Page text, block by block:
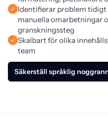
Identifierar problem tidigt
manuella omarbetningar
granskningssteg
Skalbart för olika
team
Säkerställ språklig